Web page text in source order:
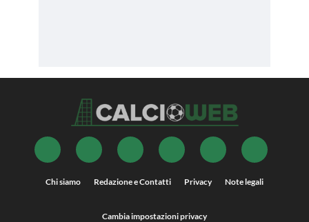
Chi siamo Redazione e Contatti Privacy Note legali
Cambia impostazioni privacy